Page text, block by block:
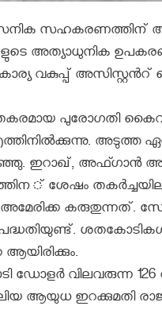
സഹകരണത്തിന്
അത്യാധുനിക
വകുപ്പ് അസിസ്റ്റന്‍റ്
പുരോഗതി
അടുത്ത
ഇറാഖ്, അഫ്ഗാന്‍
ശേഷം
കരുതുന്നത്.
വിലവരുന്ന 126
ആയുധ ഇറക്കുമതി